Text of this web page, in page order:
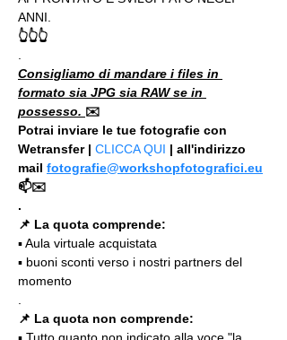
ANNI.
👆👆👆
Consigliamo di mandare i files in
formato sia JPG sia RAW se in
possesso. ✉️
Potrai inviare le tue fotografie con
Wetransfer | CLICCA QUI | all'indirizzo
mail fotografie@workshopfotografici.eu
📫✉️
.
📌 La quota comprende:
▪️ Aula virtuale acquistata
▪️ buoni sconti verso i nostri partners del
momento
📌 La quota non comprende: